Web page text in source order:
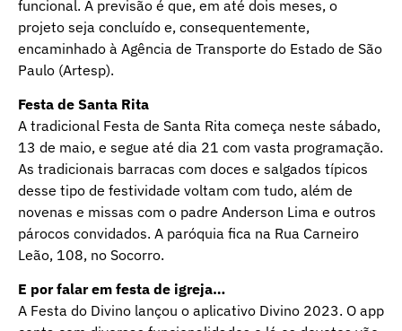
funcional. A previsão é que, em até dois meses, o
projeto seja concluído e, consequentemente,
encaminhado à Agência de Transporte do Estado de São
Paulo (Artesp).
Festa de Santa Rita
A tradicional Festa de Santa Rita começa neste sábado,
13 de maio, e segue até dia 21 com vasta programação.
As tradicionais barracas com doces e salgados típicos
desse tipo de festividade voltam com tudo, além de
novenas e missas com o padre Anderson Lima e outros
párocos convidados. A paróquia fica na Rua Carneiro
Leão, 108, no Socorro.
E por falar em festa de igreja…
A Festa do Divino lançou o aplicativo Divino 2023. O app